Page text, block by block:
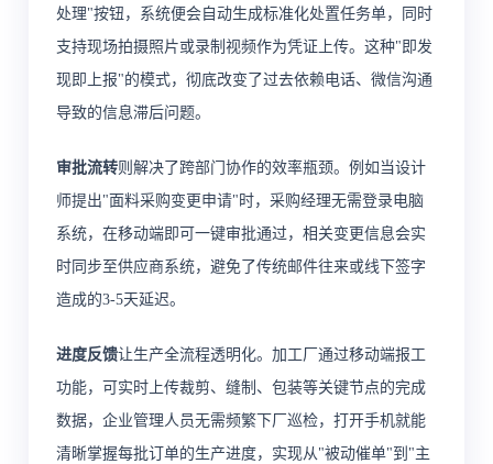
处理"按钮，系统便会自动生成标准化处置任务单，同时
支持现场拍摄照片或录制视频作为凭证上传。这种"即发
现即上报"的模式，彻底改变了过去依赖电话、微信沟通
导致的信息滞后问题。
审批流转则解决了跨部门协作的效率瓶颈。例如当设计
师提出"面料采购变更申请"时，采购经理无需登录电脑
系统，在移动端即可一键审批通过，相关变更信息会实
时同步至供应商系统，避免了传统邮件往来或线下签字
造成的3-5天延迟。
进度反馈让生产全流程透明化。加工厂通过移动端报工
功能，可实时上传裁剪、缝制、包装等关键节点的完成
数据，企业管理人员无需频繁下厂巡检，打开手机就能
清晰掌握每批订单的生产进度，实现从"被动催单"到"主